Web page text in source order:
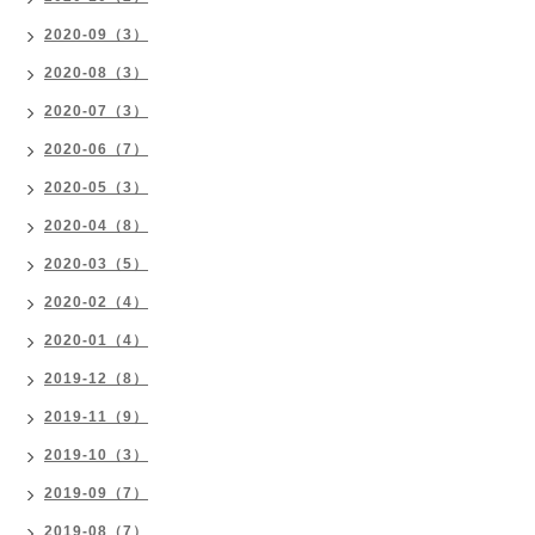
2020-09（3）
2020-08（3）
2020-07（3）
2020-06（7）
2020-05（3）
2020-04（8）
2020-03（5）
2020-02（4）
2020-01（4）
2019-12（8）
2019-11（9）
2019-10（3）
2019-09（7）
2019-08（7）